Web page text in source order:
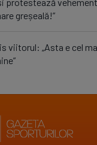
greșeală!”
viitorul: „Asta e cel